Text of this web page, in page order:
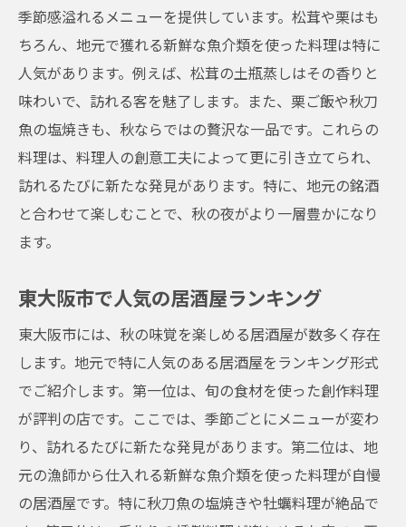
東大阪市でしか味わえない特別料理
旬の食材を使ったユニークなレシピ
居酒屋の創作メニューの魅力
東大阪市で秋の味覚を楽しむための居酒屋の選
び方
秋の味覚を楽しむための居酒屋の探し方
季節限定メニューがある居酒屋を選ぶ
地元の人に愛される居酒屋の特徴
東大阪市の居酒屋で秋の自然の恵みを味わう方
法
自然の恵みを楽しむためのメニュー選び
地元の特産品を活かした料理
秋の限定メニューの魅力
自然の素材を使った健康的な料理
季節感溢れるメニューを提供しています。松茸や栗はも
ちろん、地元で獲れる新鮮な魚介類を使った料理は特に
人気があります。例えば、松茸の土瓶蒸しはその香りと
味わいで、訪れる客を魅了します。また、栗ご飯や秋刀
魚の塩焼きも、秋ならではの贅沢な一品です。これらの
料理は、料理人の創意工夫によって更に引き立てられ、
訪れるたびに新たな発見があります。特に、地元の銘酒
と合わせて楽しむことで、秋の夜がより一層豊かになり
ます。
東大阪市で人気の居酒屋ランキング
東大阪市には、秋の味覚を楽しめる居酒屋が数多く存在
します。地元で特に人気のある居酒屋をランキング形式
でご紹介します。第一位は、旬の食材を使った創作料理
が評判の店です。ここでは、季節ごとにメニューが変わ
り、訪れるたびに新たな発見があります。第二位は、地
元の漁師から仕入れる新鮮な魚介類を使った料理が自慢
の居酒屋です。特に秋刀魚の塩焼きや牡蠣料理が絶品で